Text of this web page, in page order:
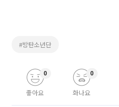
#방탄소년단
좋아요
0
화나요
0